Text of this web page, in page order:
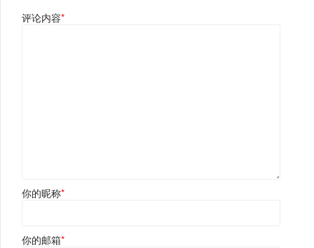
评论内容*
你的昵称*
你的邮箱*